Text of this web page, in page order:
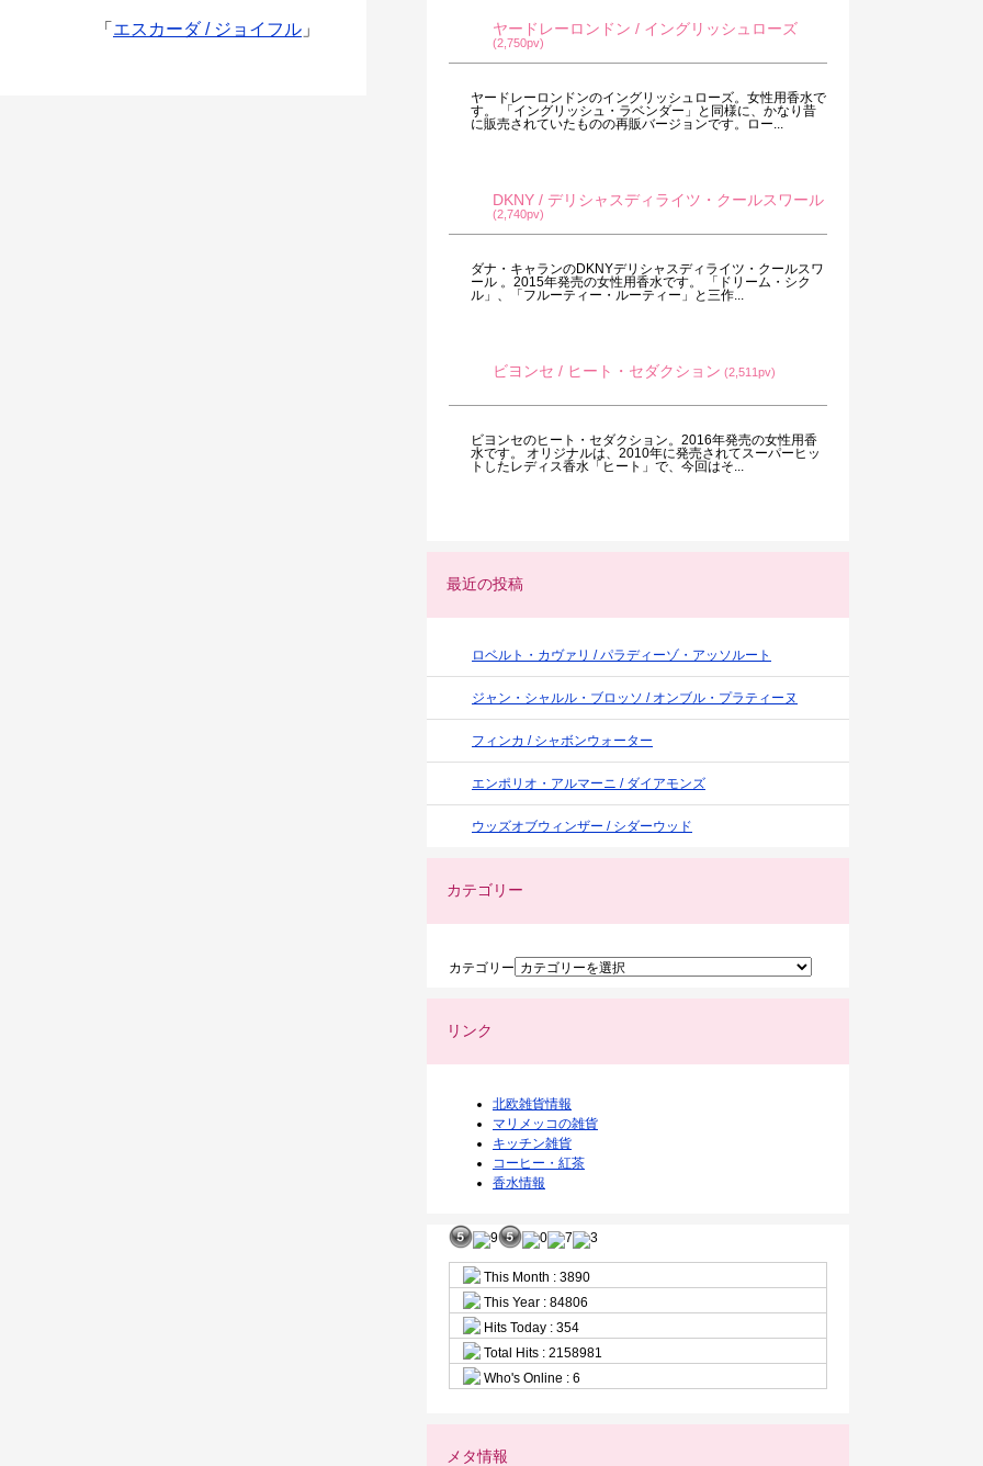
「 エスカーダ / ジョイフル 」 ヤードレーロンドン / イングリッシュローズ
(2,750pv)
ヤードレーロンドンのイングリッシュローズ。女性用香水で
す。 「イングリッシュ・ラベンダー」と同様に、かなり昔
に販売されていたものの再販バージョンです。ロー...
DKNY / デリシャスディライツ・クールスワール
(2,740pv)
ダナ・キャランのDKNYデリシャスディライツ・クールスワ
ール 。2015年発売の女性用香水です。 「ドリーム・シク
ル」、「フルーティー・ルーティー」と三作...
ビヨンセ / ヒート・セダクション (2,511pv)
ビヨンセのヒート・セダクション。2016年発売の女性用香
水です。 オリジナルは、2010年に発売されてスーパーヒッ
トしたレディス香水「ヒート」で、今回はそ...
最近の投稿
ロベルト・カヴァリ / パラディーゾ・アッソルート
ジャン・シャルル・ブロッソ / オンブル・プラティーヌ
フィンカ / シャボンウォーター
エンポリオ・アルマーニ / ダイアモンズ
ウッズオブウィンザー / シダーウッド
カテゴリー
カテゴリー
リンク
北欧雑貨情報
マリメッコの雑貨
キッチン雑貨
コーヒー・紅茶
香水情報
This Month : 3890
This Year : 84806
Hits Today : 354
Total Hits : 2158981
Who's Online : 6
メタ情報